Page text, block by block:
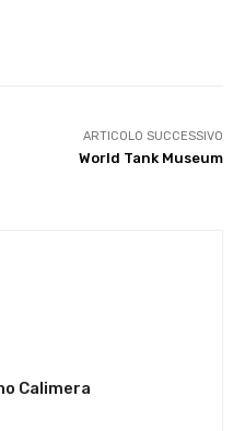
ARTICOLO SUCCESSIVO
World Tank Museum
Calimera